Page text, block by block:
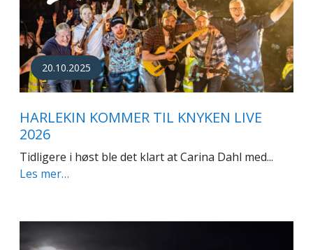
20.10.2025
HARLEKIN KOMMER TIL KNYKEN LIVE
2026
Tidligere i høst ble det klart at Carina Dahl med...
Les mer…